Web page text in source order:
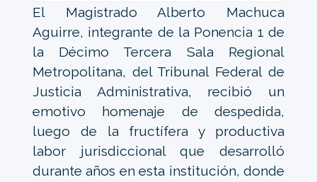
El Magistrado Alberto Machuca
Aguirre, integrante de la Ponencia 1 de
la Décimo Tercera Sala Regional
Metropolitana, del Tribunal Federal de
Justicia Administrativa, recibió un
emotivo homenaje de despedida,
luego de la fructífera y productiva
labor jurisdiccional que desarrolló
durante años en esta institución, donde